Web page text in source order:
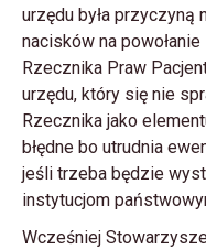
urzędu była przyczyną
nacisków na
Rzecznika Praw
urzędu, który się nie
Rzecznika jako
błędne bo utrudnia
jeśli trzeba będzie
instytucjom
Wcześniej